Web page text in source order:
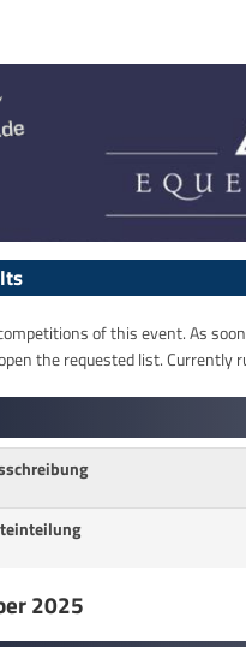
of this event. As
the requested list. Currently
2025